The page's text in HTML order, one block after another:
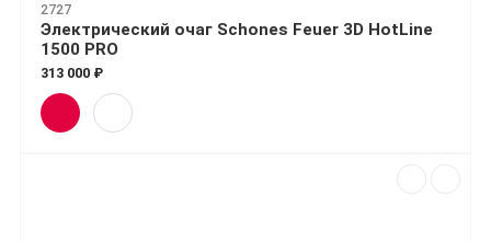
2727
Электрический очаг Schones Feuer 3D HotLine
1500 PRO
313 000 ₽